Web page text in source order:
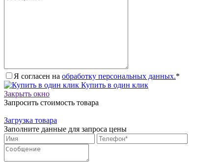
Я согласен на обработку персональных данных.*
Купить в один клик
Закрыть окно
Запросить стоимость товара
Загрузка товара
Заполните данные для запроса цены